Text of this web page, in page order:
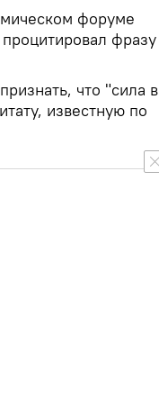
форуме
фразу
что "сила в
известную по